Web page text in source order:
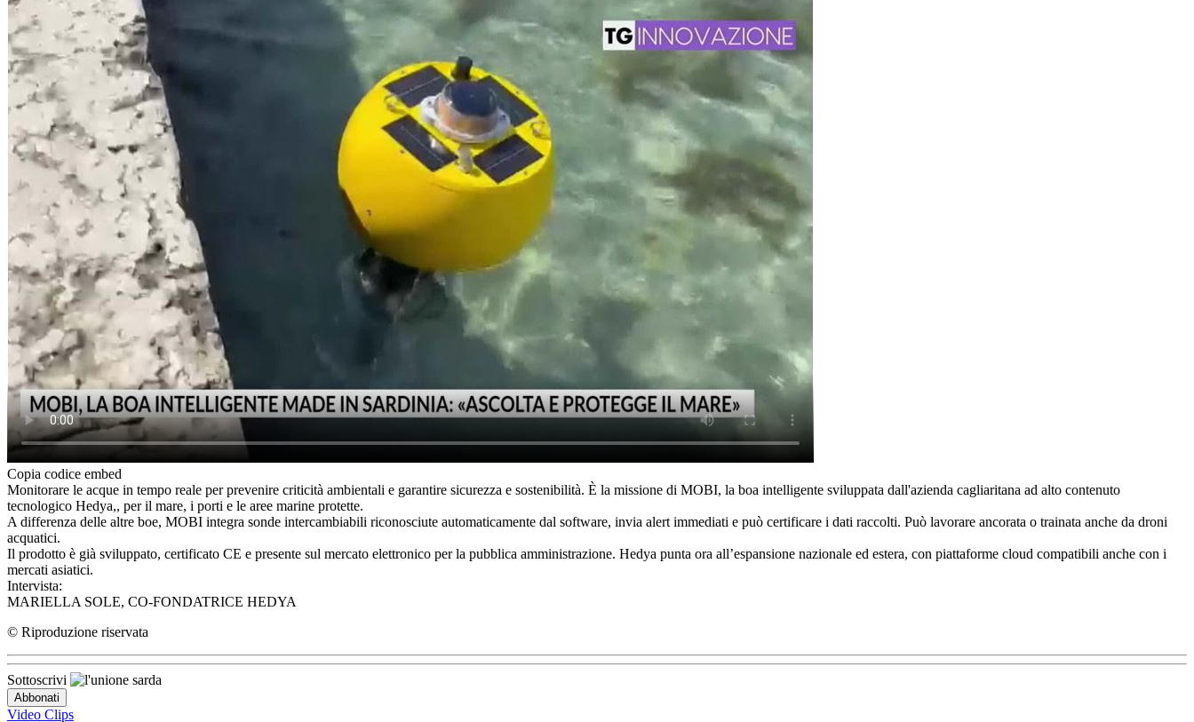
Copia codice embed
Monitorare le acque in tempo reale per prevenire criticità ambientali e garantire sicurezza e sostenibilità. È la missione di MOBI, la boa intelligente sviluppata dall'azienda cagliaritana ad alto contenuto
tecnologico Hedya,, per il mare, i porti e le aree marine protette.
A differenza delle altre boe, MOBI integra sonde intercambiabili riconosciute automaticamente dal software, invia alert immediati e può certificare i dati raccolti. Può lavorare ancorata o trainata anche da droni
acquatici.
Il prodotto è già sviluppato, certificato CE e presente sul mercato elettronico per la pubblica amministrazione. Hedya punta ora all’espansione nazionale ed estera, con piattaforme cloud compatibili anche con i
mercati asiatici.
Intervista:
MARIELLA SOLE, CO-FONDATRICE HEDYA
© Riproduzione riservata
Sottoscrivi
Video Clips